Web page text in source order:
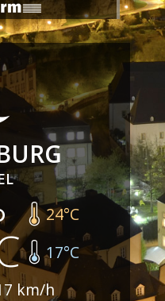
24°C
17°C
km/h